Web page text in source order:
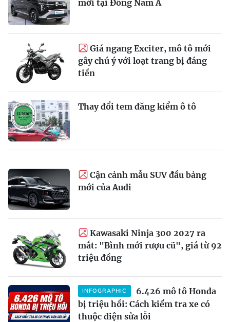
mới tại Đông Nam Á
Giá ngang Exciter, mô tô mới
gây chú ý với loạt trang bị đáng
tiền
Thay đổi tem đăng kiểm ô tô
Cận cảnh mẫu SUV đầu bảng
mới của Audi
Kawasaki Ninja 300 2027 ra
mắt: "Bình mới rượu cũ", giá từ 92
triệu đồng
INFOGRAPHIC
6.426 mô tô Honda
bị triệu hồi: Cách kiểm tra xe có
thuộc diện sửa lỗi